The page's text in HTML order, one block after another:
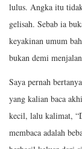
lulus. Angka itu
gelisah. Sebab ia
keyakinan umum
bukan demi
Saya pernah
yang kalian baca
kecil, lalu kalimat,
membaca adalah